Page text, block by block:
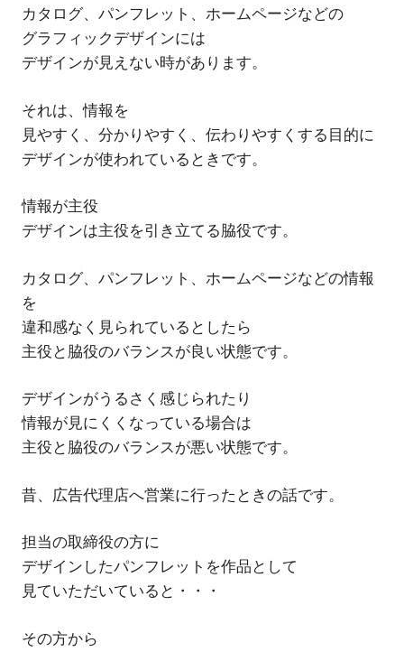
カタログ、パンフレット、ホームページなどの
グラフィックデザインには
デザインが見えない時があります。
それは、情報を
見やすく、分かりやすく、伝わりやすくする目的に
デザインが使われているときです。
情報が主役
デザインは主役を引き立てる脇役です。
カタログ、パンフレット、ホームページなどの情報
を
違和感なく見られているとしたら
主役と脇役のバランスが良い状態です。
デザインがうるさく感じられたり
情報が見にくくなっている場合は
主役と脇役のバランスが悪い状態です。
昔、広告代理店へ営業に行ったときの話です。
担当の取締役の方に
デザインしたパンフレットを作品として
見ていただいていると・・・
その方から